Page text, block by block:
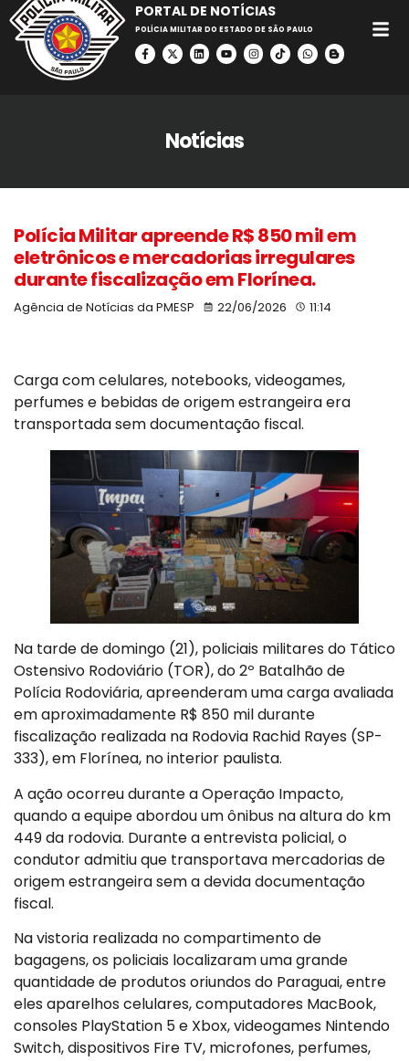
PORTAL DE NOTÍCIAS
POLÍCIA MILITAR DO ESTADO DE SÃO PAULO
Notícias
Polícia Militar apreende R$ 850 mil em
eletrônicos e mercadorias irregulares
durante fiscalização em Florínea.
Agência de Notícias da PMESP 22/06/2026 11:14
Carga com celulares, notebooks, videogames,
perfumes e bebidas de origem estrangeira era
transportada sem documentação fiscal.
Na tarde de domingo (21), policiais militares do Tático
Ostensivo Rodoviário (TOR), do 2º Batalhão de
Polícia Rodoviária, apreenderam uma carga avaliada
em aproximadamente R$ 850 mil durante
fiscalização realizada na Rodovia Rachid Rayes (SP-
333), em Florínea, no interior paulista.
A ação ocorreu durante a Operação Impacto,
quando a equipe abordou um ônibus na altura do km
449 da rodovia. Durante a entrevista policial, o
condutor admitiu que transportava mercadorias de
origem estrangeira sem a devida documentação
fiscal.
Na vistoria realizada no compartimento de
bagagens, os policiais localizaram uma grande
quantidade de produtos oriundos do Paraguai, entre
eles aparelhos celulares, computadores MacBook,
consoles PlayStation 5 e Xbox, videogames Nintendo
Switch, dispositivos Fire TV, microfones, perfumes,